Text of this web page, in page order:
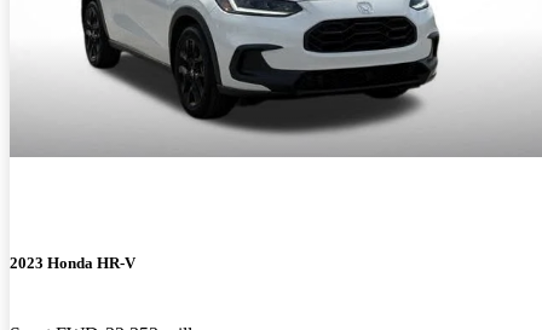
2023 Honda HR-V